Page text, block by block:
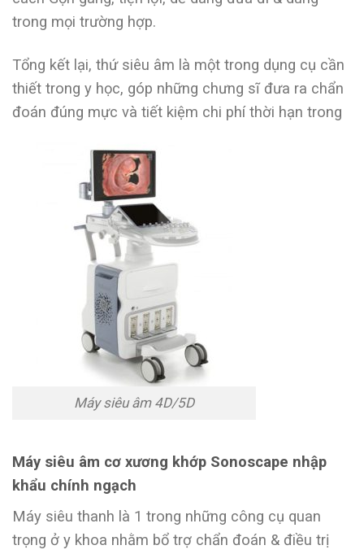
trong mọi trường hợp.
Tổng kết lại, thứ siêu âm là một trong dụng cụ cần
thiết trong y học, góp những chưng sĩ đưa ra chẩn
đoán đúng mực và tiết kiệm chi phí thời hạn trong
Máy siêu âm 4D/5D
Máy siêu âm cơ xương khớp Sonoscape nhập
khẩu chính ngạch
Máy siêu thanh là 1 trong những công cụ quan
trọng ở y khoa nhằm bổ trợ chẩn đoán & điều trị